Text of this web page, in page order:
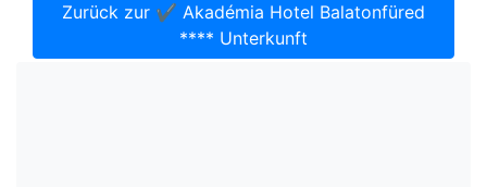
Zurück zur ✔️ Akadémia Hotel Balatonfüred
**** Unterkunft